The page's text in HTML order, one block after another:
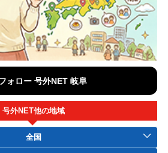
ォロー 号外NET 岐阜
号外NET他の地域
全国